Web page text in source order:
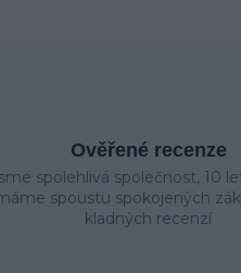
Ověřené recenze
spolehlivá společnost, 10
spoustu spokojených
kladných recenzí